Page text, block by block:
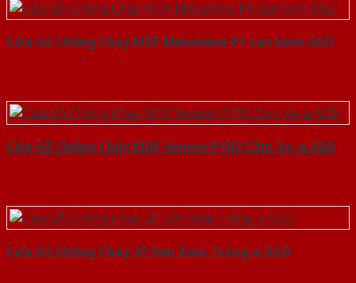
Cửa Gỗ Chống Cháy MDF Melamine P1 van kem-SGD
Cửa Gỗ Chống Cháy MDF Veneer P1R2 Căm Xe-a-SGD
Cửa Gỗ Chống Cháy 2P Sơn Xám Trắng-a-SGD